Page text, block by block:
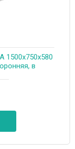
1500х750х580
в